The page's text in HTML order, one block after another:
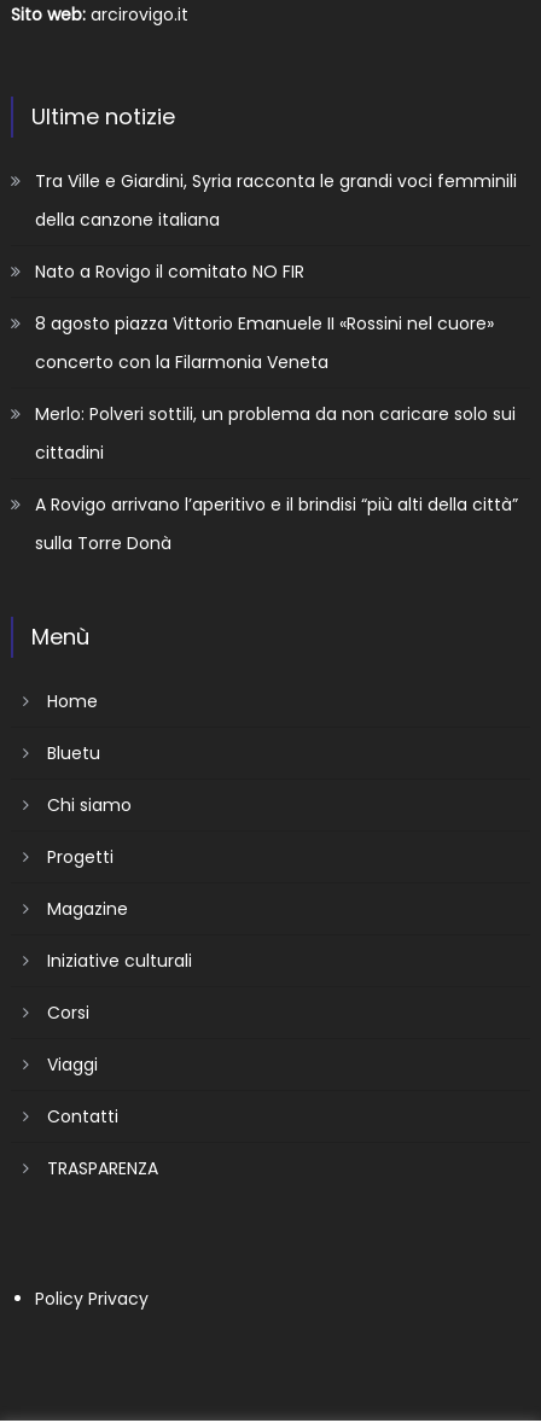
Sito web: arcirovigo.it
Ultime notizie
Tra Ville e Giardini, Syria racconta le grandi voci femminili
della canzone italiana
Nato a Rovigo il comitato NO FIR
8 agosto piazza Vittorio Emanuele II «Rossini nel cuore»
concerto con la Filarmonia Veneta
Merlo: Polveri sottili, un problema da non caricare solo sui
cittadini
A Rovigo arrivano l’aperitivo e il brindisi “più alti della città”
sulla Torre Donà
Menù
Home
Bluetu
Chi siamo
Progetti
Magazine
Iniziative culturali
Corsi
Viaggi
Contatti
TRASPARENZA
Policy Privacy